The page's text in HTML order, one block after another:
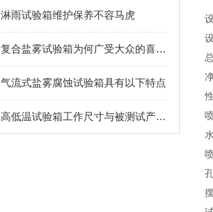
淋雨试验箱维护保养不容马虎
复合盐雾试验箱为何广受大众的喜爱？
气流式盐雾腐蚀试验箱具有以下特点
高低温试验箱工作尺寸与被测试产品外廓尺寸之间应遵循以下规则